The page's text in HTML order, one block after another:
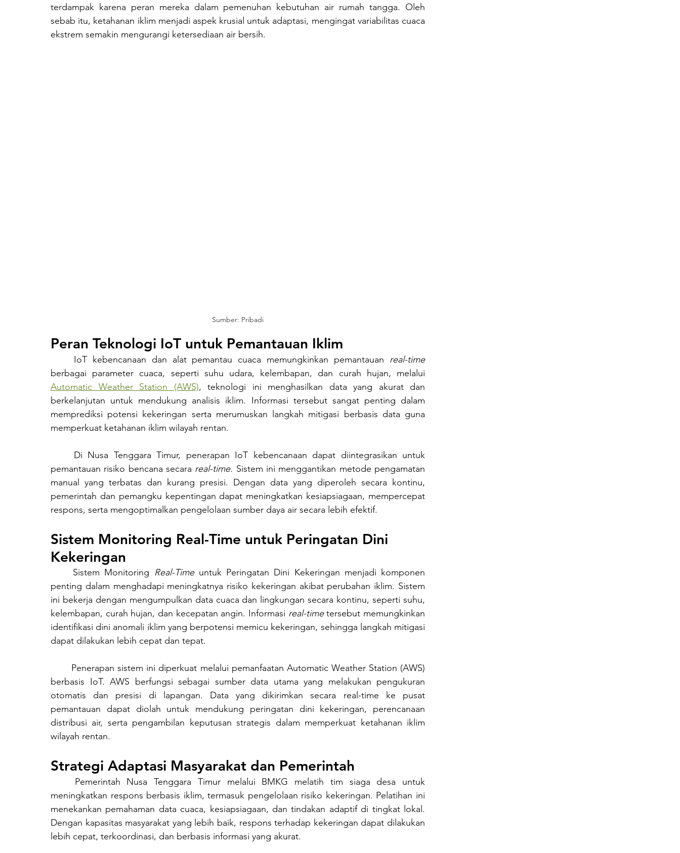
terdampak karena peran mereka dalam pemenuhan kebutuhan air rumah tangga. Oleh
sebab itu, ketahanan iklim menjadi aspek krusial untuk adaptasi, mengingat variabilitas cuaca
ekstrem semakin mengurangi ketersediaan air bersih.
Sumber: Pribadi
Peran Teknologi IoT untuk Pemantauan Iklim
	IoT kebencanaan dan alat pemantau cuaca memungkinkan pemantauan
real-time
Automatic Weather Station (AWS), teknologi ini menghasilkan data yang akurat dan
berkelanjutan untuk mendukung analisis iklim. Informasi tersebut sangat penting dalam
memprediksi potensi kekeringan serta merumuskan langkah mitigasi berbasis data guna
memperkuat ketahanan iklim wilayah rentan.
pemantauan risiko bencana secara real-time. Sistem ini menggantikan metode pengamatan
manual yang terbatas dan kurang presisi. Dengan data yang diperoleh secara kontinu,
pemerintah dan pemangku kepentingan dapat meningkatkan kesiapsiagaan, mempercepat
respons, serta mengoptimalkan pengelolaan sumber daya air secara lebih efektif.
Sistem Monitoring Real-Time untuk Peringatan Dini
Kekeringan
	Sistem Monitoring
Real-Time untuk Peringatan Dini Kekeringan menjadi komponen
penting dalam menghadapi meningkatnya risiko kekeringan akibat perubahan iklim. Sistem
ini bekerja dengan mengumpulkan data cuaca dan lingkungan secara kontinu, seperti suhu,
kelembapan, curah hujan, dan kecepatan angin. Informasi real-time tersebut memungkinkan
identifikasi dini anomali iklim yang berpotensi memicu kekeringan, sehingga langkah mitigasi
dapat dilakukan lebih cepat dan tepat.
berbasis IoT. AWS berfungsi sebagai sumber data utama yang melakukan pengukuran
otomatis dan presisi di lapangan. Data yang dikirimkan secara real-time ke pusat
pemantauan dapat diolah untuk mendukung peringatan dini kekeringan, perencanaan
distribusi air, serta pengambilan keputusan strategis dalam memperkuat ketahanan iklim
wilayah rentan.
Strategi Adaptasi Masyarakat dan Pemerintah
meningkatkan respons berbasis iklim, termasuk pengelolaan risiko kekeringan. Pelatihan ini
menekankan pemahaman data cuaca, kesiapsiagaan, dan tindakan adaptif di tingkat lokal.
Dengan kapasitas masyarakat yang lebih baik, respons terhadap kekeringan dapat dilakukan
lebih cepat, terkoordinasi, dan berbasis informasi yang akurat.